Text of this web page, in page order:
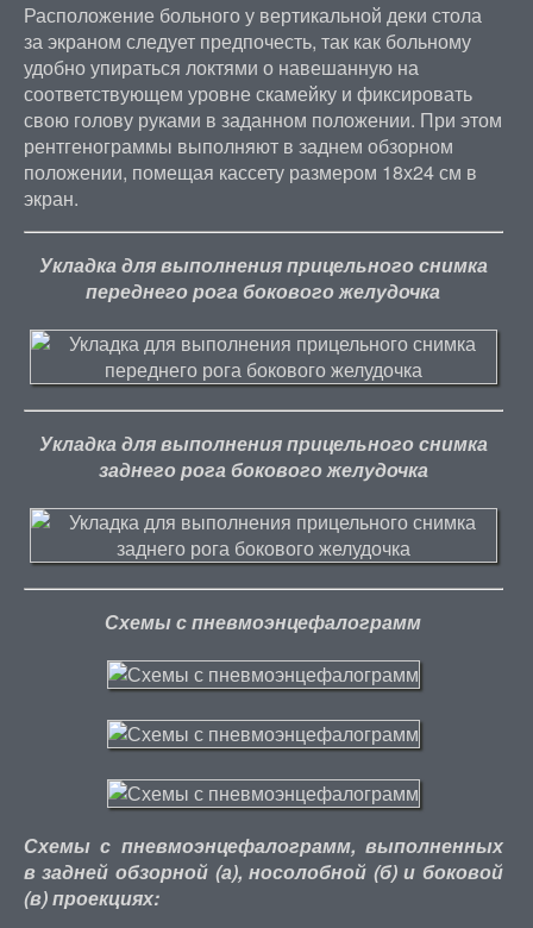
Расположение больного у вертикальной деки стола
за экраном следует предпочесть, так как больному
удобно упираться локтями о навешанную на
соответствующем уровне скамейку и фиксировать
свою голову руками в заданном положении. При этом
рентгенограммы выполняют в заднем обзорном
положении, помещая кассету размером 18х24 см в
экран.
Укладка для выполнения прицельного снимка
переднего рога бокового желудочка
Укладка для выполнения прицельного снимка
заднего рога бокового желудочка
Схемы с пневмоэнцефалограмм
Схемы с пневмоэнцефалограмм, выполненных
в задней обзорной (а), носолобной (б) и боковой
(в) проекциях: